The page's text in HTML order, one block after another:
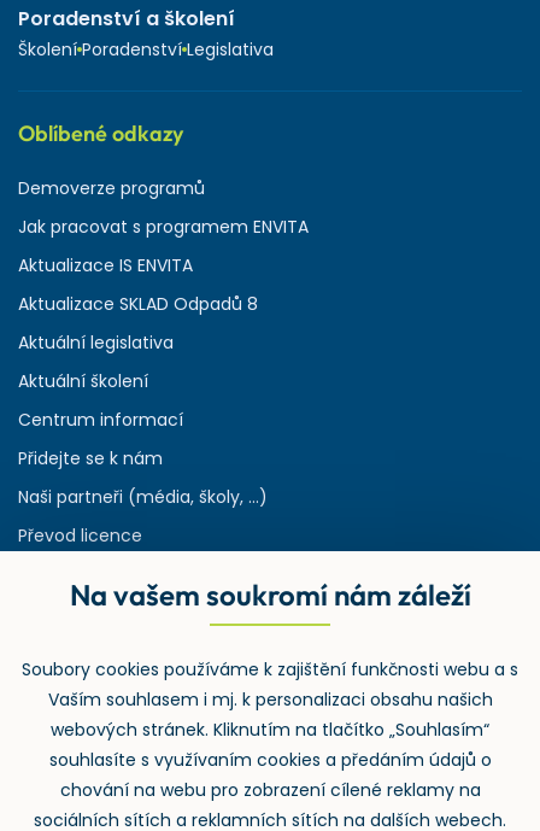
Poradenství a školení
Školení Poradenství Legislativa
Oblíbené odkazy
Demoverze programů
Jak pracovat s programem ENVITA
Aktualizace IS ENVITA
Aktualizace SKLAD Odpadů 8
Aktuální legislativa
Aktuální školení
Centrum informací
Přidejte se k nám
Naši partneři (média, školy, ...)
Převod licence
Rejstřík používaných zkratek v odpadech
Zpětný odběr
Na vašem soukromí nám záleží
Soubory cookies používáme k zajištění funkčnosti webu a s
Vaším souhlasem i mj. k personalizaci obsahu našich
webových stránek. Kliknutím na tlačítko „Souhlasím“
souhlasíte s využívaním cookies a předáním údajů o
chování na webu pro zobrazení cílené reklamy na
sociálních sítích a reklamních sítích na dalších webech.